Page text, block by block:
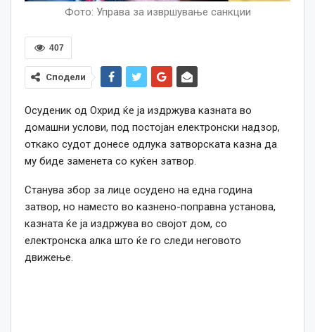
Фото: Управа за извршување санкции
407
Сподели
Осуденик од Охрид ќе ја издржува казната во
домашни услови, под постојан електронски надзор,
откако судот донесе одлука затворската казна да
му биде заменета со куќен затвор.
Станува збор за лице осудено на една година
затвор, но наместо во казнено-поправна установа,
казната ќе ја издржува во својот дом, со
електронска алка што ќе го следи неговото
движење.